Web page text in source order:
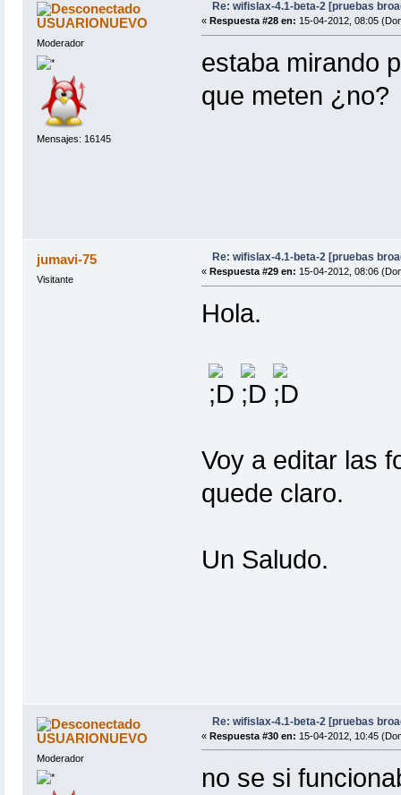
USUARIONUEVO
Moderador
Mensajes: 16145
Re: wifislax-4.1-beta-2 [pruebas
« Respuesta #28 en: 15-04-2012, 08:05
estaba mirando
que meten ¿no?
jumavi-75
Visitante
Re: wifislax-4.1-beta-2 [pruebas
« Respuesta #29 en: 15-04-2012, 08:06
Hola.
Voy a editar las
quede claro.
Un Saludo.
USUARIONUEVO
Moderador
Re: wifislax-4.1-beta-2 [pruebas
« Respuesta #30 en: 15-04-2012, 10:45
no se si